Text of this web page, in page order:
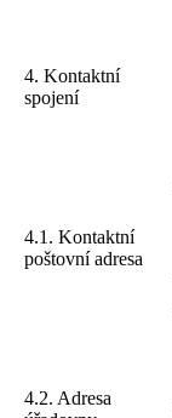
4. Kontaktní
spojení
4.1. Kontaktní
poštovní adresa
4.2. Adresa